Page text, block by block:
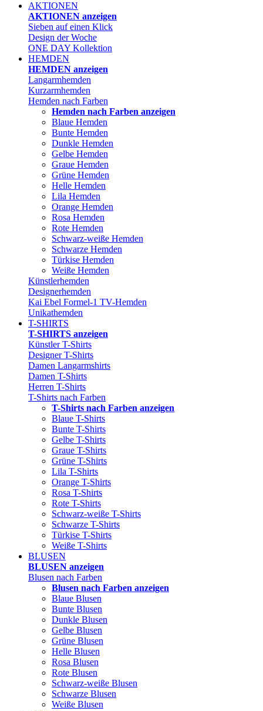
AKTIONEN
AKTIONEN anzeigen
Sieben auf einen Klick
Design der Woche
ONE DAY Kollektion
HEMDEN
HEMDEN anzeigen
Langarmhemden
Kurzarmhemden
Hemden nach Farben
Hemden nach Farben anzeigen
Blaue Hemden
Bunte Hemden
Dunkle Hemden
Gelbe Hemden
Graue Hemden
Grüne Hemden
Helle Hemden
Lila Hemden
Orange Hemden
Rosa Hemden
Rote Hemden
Schwarz-weiße Hemden
Schwarze Hemden
Türkise Hemden
Weiße Hemden
Künstlerhemden
Designerhemden
Kai Ebel Formel-1 TV-Hemden
Unikathemden
T-SHIRTS
T-SHIRTS anzeigen
Künstler T-Shirts
Designer T-Shirts
Damen Langarmshirts
Damen T-Shirts
Herren T-Shirts
T-Shirts nach Farben
T-Shirts nach Farben anzeigen
Blaue T-Shirts
Bunte T-Shirts
Gelbe T-Shirts
Graue T-Shirts
Grüne T-Shirts
Lila T-Shirts
Orange T-Shirts
Rosa T-Shirts
Rote T-Shirts
Schwarz-weiße T-Shirts
Schwarze T-Shirts
Türkise T-Shirts
Weiße T-Shirts
BLUSEN
BLUSEN anzeigen
Blusen nach Farben
Blusen nach Farben anzeigen
Blaue Blusen
Bunte Blusen
Dunkle Blusen
Gelbe Blusen
Grüne Blusen
Helle Blusen
Rosa Blusen
Rote Blusen
Schwarz-weiße Blusen
Schwarze Blusen
Weiße Blusen